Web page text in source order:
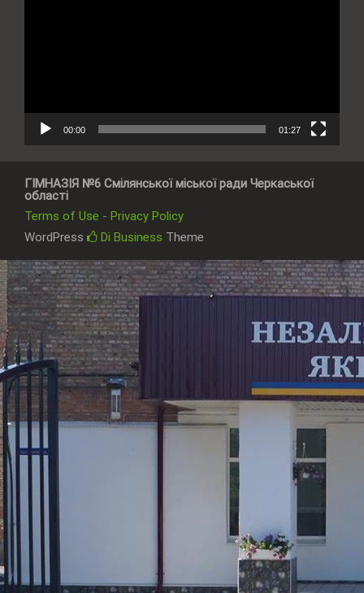
00:00 01:27
ГІМНАЗІЯ №6 Смілянської міської ради Черкаської
області
Terms of Use - Privacy Policy
WordPress
Di Business Theme